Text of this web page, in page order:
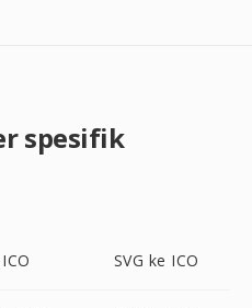
spesifik
SVG ke ICO